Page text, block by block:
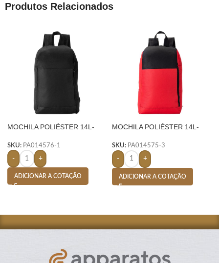
Produtos Relacionados
MOCHILA POLIÉSTER 14L-
SKU: PA014576-1
- +
ADICIONAR A COTAÇÃO
MOCHILA POLIÉSTER 14L-
SKU: PA014575-3
- +
ADICIONAR A COTAÇÃO